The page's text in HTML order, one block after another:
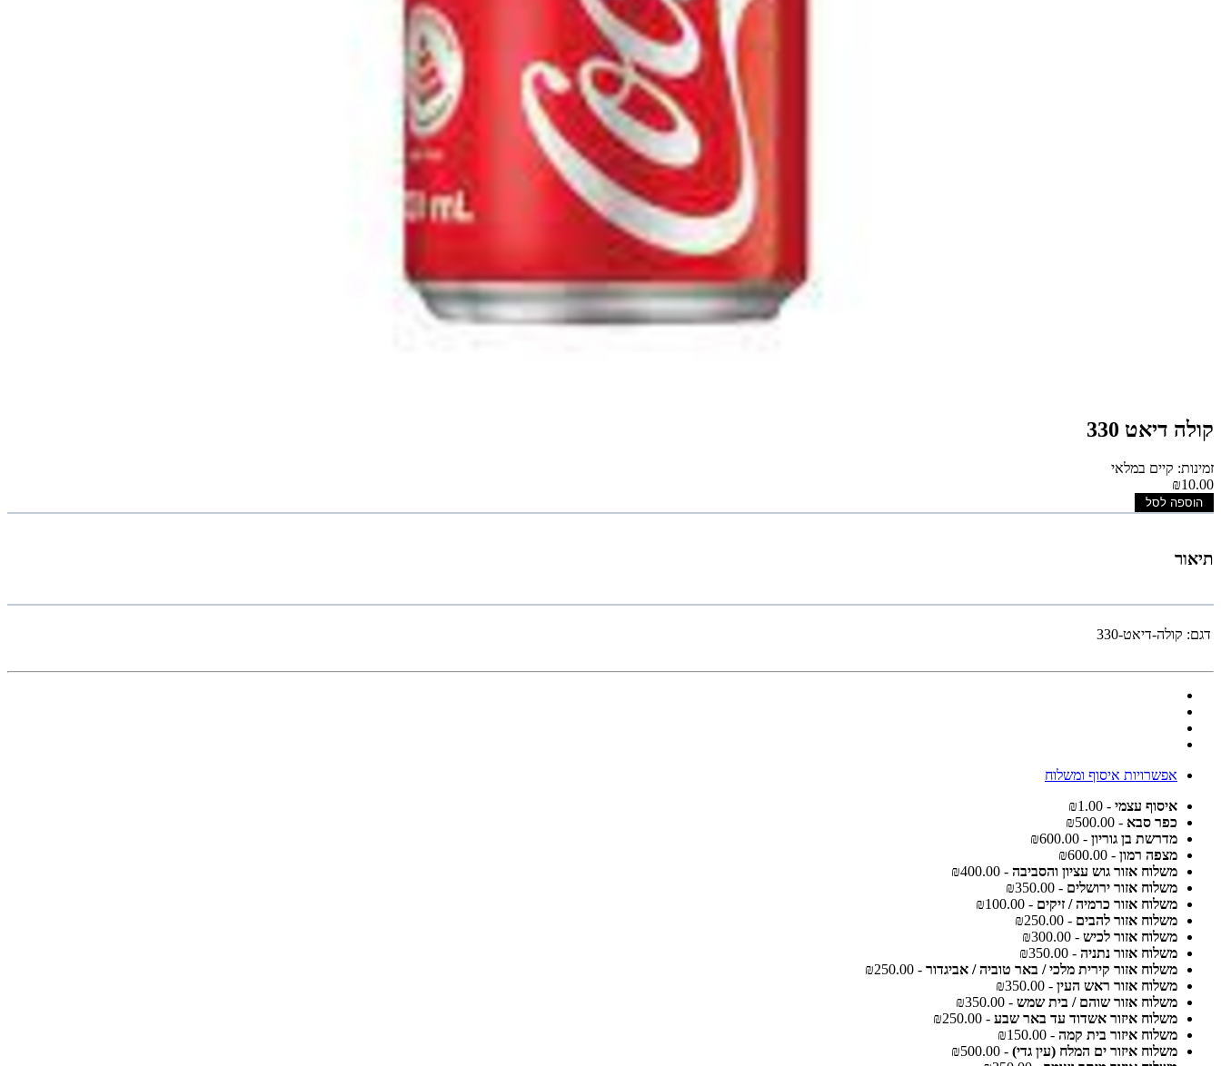
קולה דיאט 330
זמינות: קיים במלאי
₪10.00
הוספה לסל
תיאור
דגם: קולה-דיאט-330
אפשרויות איסוף ומשלוח
איסוף עצמי - ₪1.00
כפר סבא - ₪500.00
מדרשת בן גוריון - ₪600.00
מצפה רמון - ₪600.00
משלוח אזור גוש עציון והסביבה - ₪400.00
משלוח אזור ירושלים - ₪350.00
משלוח אזור כרמיה / זיקים - ₪100.00
משלוח אזור להבים - ₪250.00
משלוח אזור לכיש - ₪300.00
משלוח אזור נתניה - ₪350.00
משלוח אזור קירית מלכי / באר טוביה / אביגדור - ₪250.00
משלוח אזור ראש העין - ₪350.00
משלוח אזור שוהם / בית שמש - ₪350.00
משלוח איזור אשדוד עד באר שבע - ₪250.00
משלוח איזור בית קמה - ₪150.00
משלוח איזור ים המלח (עין גדי) - ₪500.00